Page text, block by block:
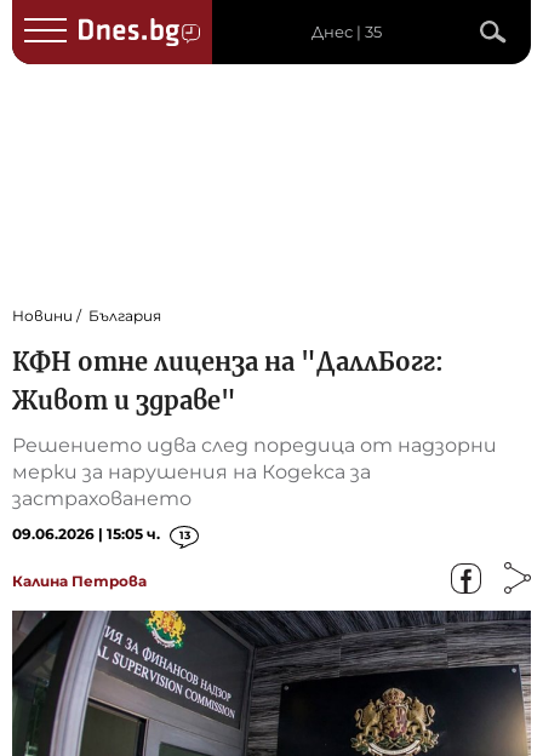
Днес | 35
Новини България
КФН отне лиценза на "ДаллБогг:
Живот и здраве"
Решението идва след поредица от надзорни
мерки за нарушения на Кодекса за
застраховането
09.06.2026 | 15:05 ч. 13
Калина Петрова